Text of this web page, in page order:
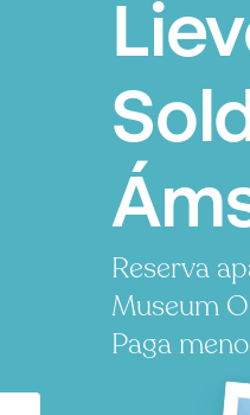
Reserva
Museum
Paga